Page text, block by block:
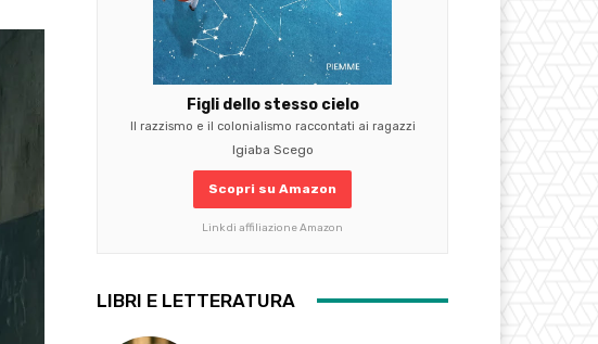
Figli dello stesso cielo
Il razzismo e il colonialismo raccontati ai ragazzi
Igiaba Scego
Scopri su Amazon
Link di affiliazione Amazon
LIBRI E LETTERATURA